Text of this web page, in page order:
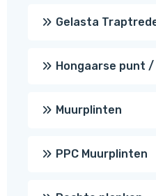
Gelasta
Hongaarse punt
Muurplinten
PPC Muurplinten